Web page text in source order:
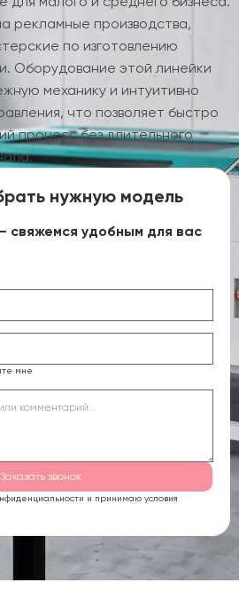
рекламные производства,
по изготовлению
Оборудование этой линейки
механику и интуитивно
что позволяет быстро
процесс без длительного
нужную модель
свяжемся удобным для вас
мне
Заказать звонок
и принимаю условия